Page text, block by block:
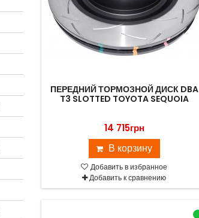
ПЕРЕДНИЙ ТОРМОЗНОЙ ДИСК DBA
T3 SLOTTED TOYOTA SEQUOIA
14 715грн
В корзину
Добавить в избранное
Добавить к сравнению